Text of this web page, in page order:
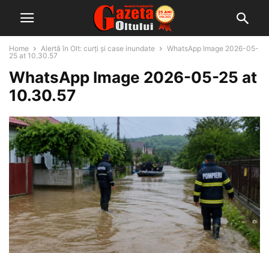
Home Alertă în Olt: curți și case inundate
WhatsApp Image 2026-05-
25 at 10.30.57
WhatsApp Image 2026-05-25 at
10.30.57